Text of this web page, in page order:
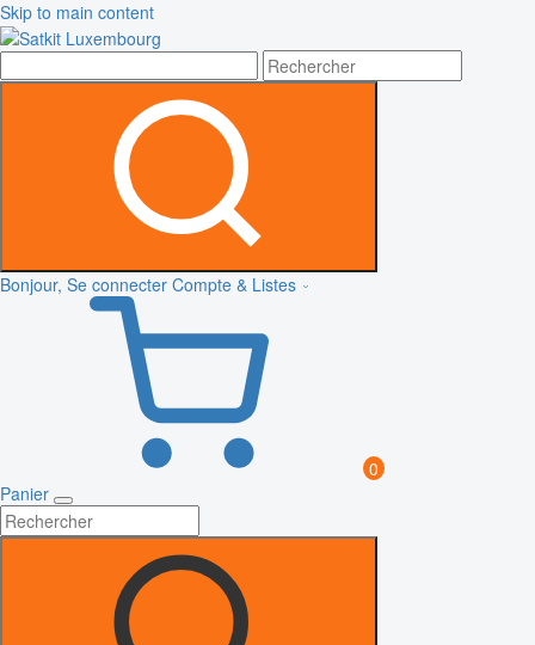
Skip to main content
Bonjour, Se connecter Compte & Listes
0
Panier